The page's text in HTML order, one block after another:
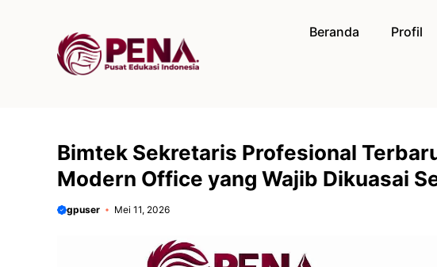
Beranda Profil
Bimtek Sekretaris Profesional
Modern Office yang Wajib Dikuasai
gpuser Mei 11, 2026